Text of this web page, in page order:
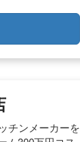
チンメーカーを